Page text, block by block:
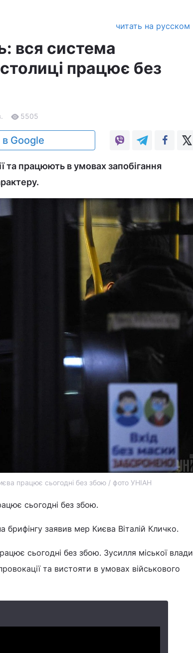
читать на русском
вся система
працює без
5505
в Google
та працюють в умовах запобігання
працює сьогодні без збою / фото УНІАН
сьогодні без збою.
заявив мер Києва Віталій Кличко.
сьогодні без збою. Зусилля міської влади
та вистояти в умовах військового